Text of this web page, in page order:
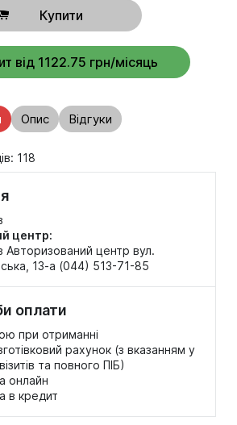
Купити
від 1122.75 грн/місяць
Опис Відгуки
118
центр:
Авторизований центр вул.
13-а (044) 513-71-85
оплати
при отриманні
рахунок (з вказанням у
та повного ПІБ)
онлайн
в кредит